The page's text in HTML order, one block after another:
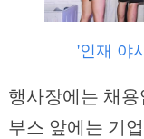
'인재 야
행사장에는 채
부스 앞에는 기